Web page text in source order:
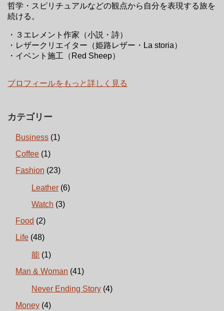
哲学・スピリチュアルなどの観点から自分を表現する旅を
続ける。
・３エレメント作家（小説・詩）
・レザークリエイター（姫路レザー・La storia）
・イベント施工（Red Sheep）
プロフィールをもっと詳しく見る
カテゴリー
Business (1)
Coffee (1)
Fashion (23)
Leather (6)
Watch (3)
Food (2)
Life (48)
能 (1)
Man & Woman (41)
Never Ending Story (4)
Money (4)